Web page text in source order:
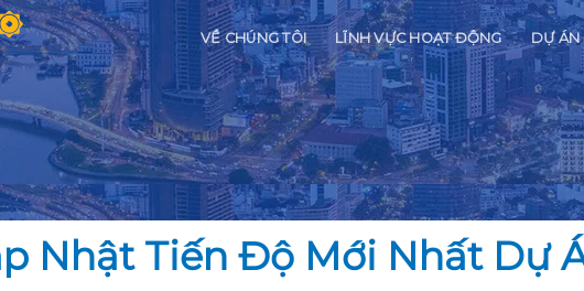
VỀ CHÚNG TÔI LĨNH VỰC HOẠT ĐỘNG DỰ ÁN
Nhật Tiến Độ Mới Nhất Dự